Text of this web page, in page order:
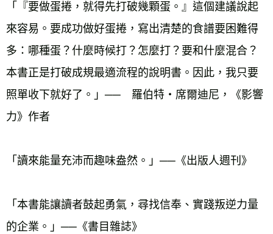
「『要做蛋捲，就得先打破幾顆蛋。』這個建議說起
來容易。要成功做好蛋捲，寫出清楚的食譜要困難得
多：哪種蛋？什麼時候打？怎麼打？要和什麼混合？
本書正是打破成規最適流程的說明書。因此，我只要
照單收下就好了。」──　羅伯特‧席爾迪尼，《影響
力》作者
「讀來能量充沛而趣味盎然。」──《出版人週刊》
「本書能讓讀者鼓起勇氣，尋找信奉、實踐叛逆力量
的企業。」──《書目雜誌》